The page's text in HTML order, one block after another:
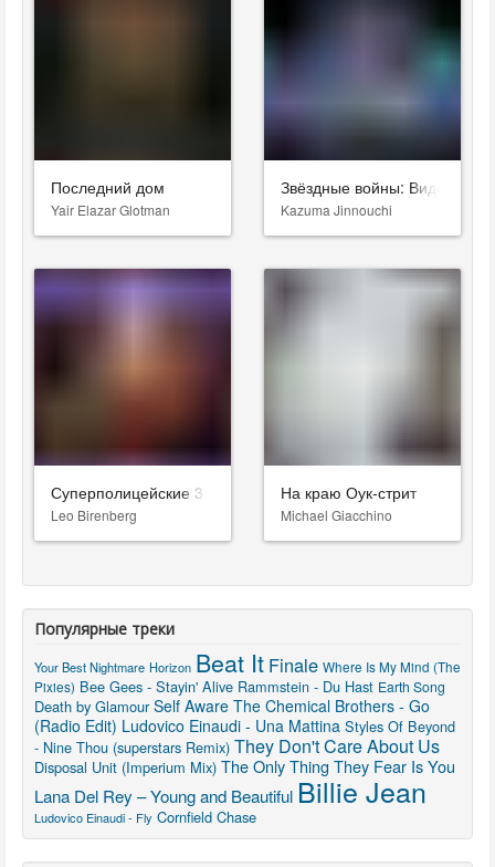
Последний дом
Yair Elazar Glotman
Звёздные войны: Видения.
Kazuma Jinnouchi
Суперполицейские 3
Leo Birenberg
На краю Оук-стрит
Michael Giacchino
Популярные треки
Your Best Nightmare Horizon Beat It Finale Where Is My Mind (The
Pixies) Bee Gees - Stayin' Alive Rammstein - Du Hast Earth Song
Death by Glamour Self Aware The Chemical Brothers - Go
(Radio Edit) Ludovico Einaudi - Una Mattina Styles Of Beyond
- Nine Thou (superstars Remix) They Don't Care About Us
Disposal Unit (Imperium Mix) The Only Thing They Fear Is You
Lana Del Rey – Young and Beautiful Billie Jean
Ludovico Einaudi - Fly Cornfield Chase